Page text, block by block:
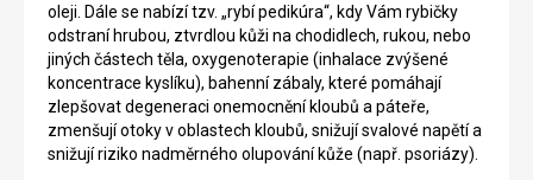
oleji. Dále se nabízí tzv. „rybí pedikúra“, kdy Vám rybičky
odstraní hrubou, ztvrdlou kůži na chodidlech, rukou, nebo
jiných částech těla, oxygenoterapie (inhalace zvýšené
koncentrace kyslíku), bahenní zábaly, které pomáhají
zlepšovat degeneraci onemocnění kloubů a páteře,
zmenšují otoky v oblastech kloubů, snižují svalové napětí a
snižují riziko nadměrného olupování kůže (např. psoriázy).